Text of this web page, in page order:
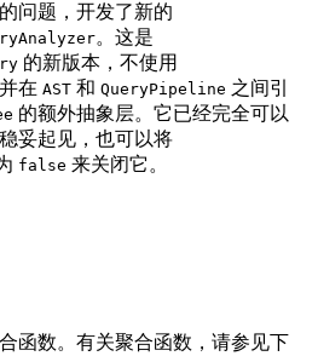
问题，开发了新的
。这是
的新版本，不使用
并在 AST 和 QueryPipeline 之间引
的额外抽象层。它已经完全可以
妥起见，也可以将
false 来关闭它。
函数。有关聚合函数，请参见下